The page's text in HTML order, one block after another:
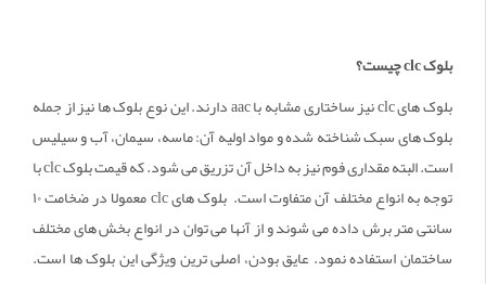
بلوکclcچیست؟
بلوک های clc نیز ساختاری مشابه با aac دارند. این نوع بلوک ها نیز از جمله
بلوک های سبک شناخته شده و مواد اولیه آن: ماسه، سیمان، آب و سیلیس
است. البته مقداری فوم نیز به داخل آن تزریق می شود. که قیمت بلوک clc با
توجه به انواع مختلف آن متفاوت است. بلوک های clc معمولا در ضخامت ۱۰
سانتی متر برش داده می شوند و از آنها می توان در انواع بخش های مختلف
ساختمان استفاده نمود. عایق بودن، اصلی ترین ویژگی این بلوک ها است.